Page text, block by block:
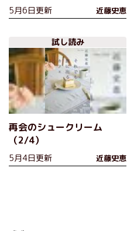
5月6日更新 近藤史恵
試し読み
再会のシュークリーム
（2/4）
5月4日更新 近藤史恵